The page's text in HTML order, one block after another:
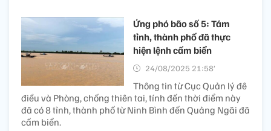
Ứng phó bão số 5: Tám
tỉnh, thành phố đã thực
hiện lệnh cấm biển
24/08/2025 21:58’
Thông tin từ Cục Quản lý đê
điều và Phòng, chống thiên tai, tính đến thời điểm này
đã có 8 tỉnh, thành phố từ Ninh Bình đến Quảng Ngãi đã
cấm biển.